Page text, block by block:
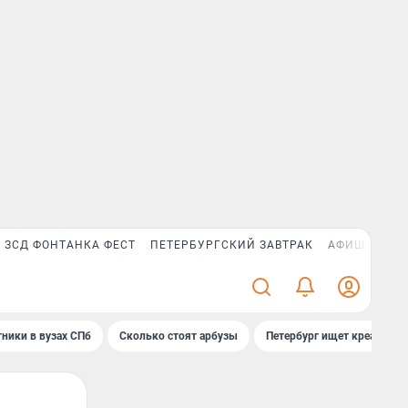
ЗСД ФОНТАНКА ФЕСТ ПЕТЕРБУРГСКИЙ ЗАВТРАК АФИША PLUS
в вузах СПб Сколько стоят арбузы Петербург ищет креатив